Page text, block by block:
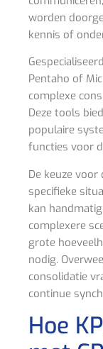
worden
kennis of
Pentaho of
complexe
Deze tools
populaire
functies voor
De keuze
specifieke
kan
complexere
grote
nodig.
consolidatie
continue
Hoe